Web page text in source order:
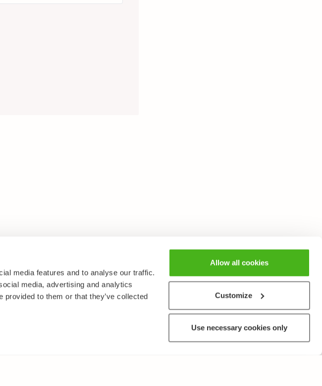
media features and to analyse our traffic.
media, advertising and analytics
to them or that they’ve collected
Allow all cookies
Customize
Use necessary cookies only